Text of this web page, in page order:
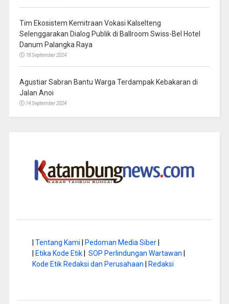
Tim Ekosistem Kemitraan Vokasi Kalselteng
Selenggarakan Dialog Publik di Ballroom Swiss-Bel Hotel
Danum Palangka Raya
18 September 2024
Agustiar Sabran Bantu Warga Terdampak Kebakaran di
Jalan Anoi
14 September 2024
Tentang Kami Pedoman Media Siber|
Etika Kode Etik| SOP Perlindungan Wartawan
Kode Etik Redaksi dan Perusahaan
Redaksi